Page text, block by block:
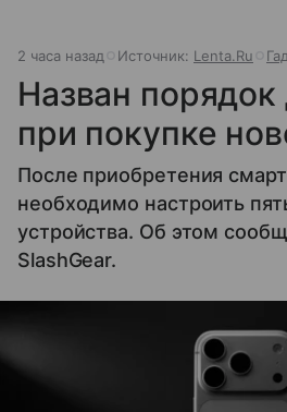
2 часа назад Источник: Lenta.Ru
Назван порядок
при покупке
После приобретения
необходимо настроить
устройства. Об этом
SlashGear.